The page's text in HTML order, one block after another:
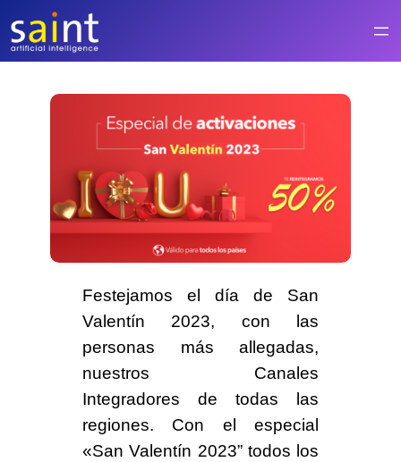
contenido
Festejamos el día de San
Valentín 2023, con las
personas más allegadas,
nuestros Canales
Integradores de todas las
regiones. Con el especial
«San Valentín 2023” todos los